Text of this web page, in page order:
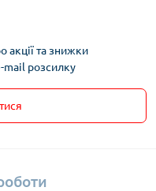
акції та знижки
mail розсилку